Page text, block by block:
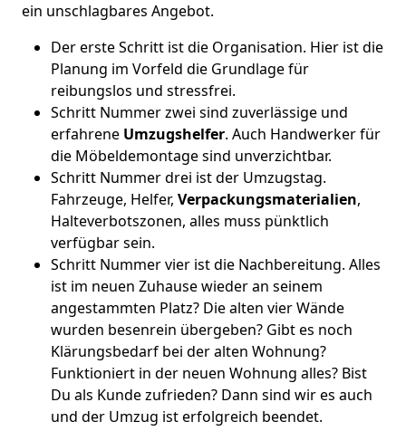
ein unschlagbares Angebot.
Der erste Schritt ist die Organisation. Hier ist die
Planung im Vorfeld die Grundlage für
reibungslos und stressfrei.
Schritt Nummer zwei sind zuverlässige und
erfahrene Umzugshelfer. Auch Handwerker für
die Möbeldemontage sind unverzichtbar.
Schritt Nummer drei ist der Umzugstag.
Fahrzeuge, Helfer, Verpackungsmaterialien,
Halteverbotszonen, alles muss pünktlich
verfügbar sein.
Schritt Nummer vier ist die Nachbereitung. Alles
ist im neuen Zuhause wieder an seinem
angestammten Platz? Die alten vier Wände
wurden besenrein übergeben? Gibt es noch
Klärungsbedarf bei der alten Wohnung?
Funktioniert in der neuen Wohnung alles? Bist
Du als Kunde zufrieden? Dann sind wir es auch
und der Umzug ist erfolgreich beendet.